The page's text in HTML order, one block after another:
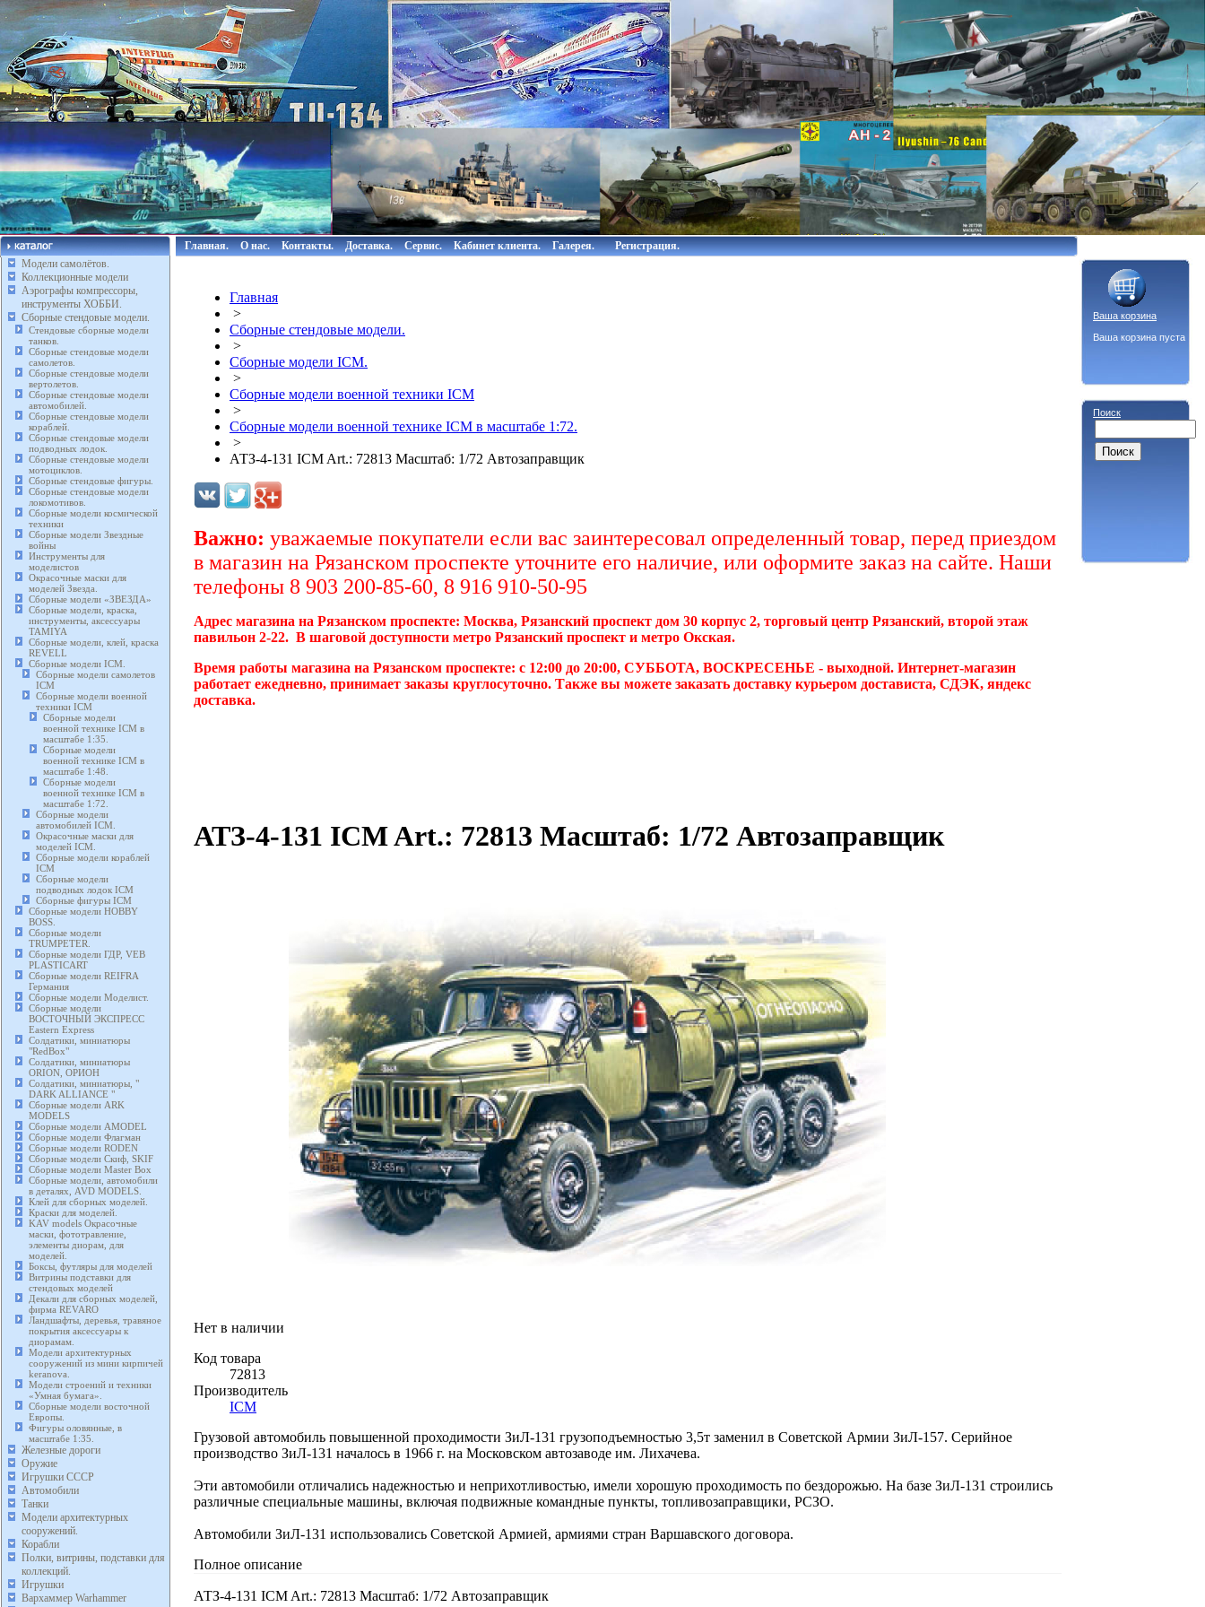
Модели самолётов.
Коллекционные модели
Аэрографы компрессоры,
инструменты ХОББИ.
Сборные стендовые модели.
Стендовые сборные модели
танков.
Сборные стендовые модели
самолетов.
Сборные стендовые модели
вертолетов.
Сборные стендовые модели
автомобилей.
Сборные стендовые модели
кораблей.
Сборные стендовые модели
подводных лодок.
Сборные стендовые модели
мотоциклов.
Сборные стендовые фигуры.
Сборные стендовые модели
локомотивов.
Сборные модели космической
техники
Сборные модели Звездные
войны
Инструменты для
моделистов
Окрасочные маски для
моделей Звезда.
Сборные модели «ЗВЕЗДА»
Сборные модели, краска,
инструменты, аксессуары
TAMIYA
Сборные модели, клей, краска
REVELL
Сборные модели ICM.
Сборные модели самолетов
ICM
Сборные модели военной
техники ICM
Сборные модели
военной технике ICM в
масштабе 1:35.
Сборные модели
военной технике ICM в
масштабе 1:48.
Сборные модели
военной технике ICM в
масштабе 1:72.
Сборные модели
автомобилей ICM.
Окрасочные маски для
моделей ICM.
Сборные модели кораблей
ICM
Сборные модели
подводных лодок ICM
Сборные фигуры ICM
Сборные модели HOBBY
BOSS.
Сборные модели
TRUMPETER.
Сборные модели ГДР, VEB
PLASTICART
Сборные модели REIFRA
Германия
Сборные модели Моделист.
Сборные модели
ВОСТОЧНЫЙ ЭКСПРЕСС
Eastern Express
Солдатики, миниатюры
"RedBox"
Солдатики, миниатюры
ORION, ОРИОН
Солдатики, миниатюры, "
DARK ALLIANCE "
Сборные модели ARK
MODELS
Сборные модели AMODEL
Сборные модели Флагман
Сборные модели RODEN
Сборные модели Скиф, SKIF
Сборные модели Master Box
Сборные модели, автомобили
в деталях, AVD MODELS.
Клей для сборных моделей.
Краски для моделей.
KAV models Окрасочные
маски, фототравление,
элементы диорам, для
моделей.
Боксы, футляры для моделей
Витрины подставки для
стендовых моделей
Декали для сборных моделей,
фирма REVARO
Ландшафты, деревья, травяное
покрытия аксессуары к
диорамам.
Модели архитектурных
сооружений из мини кирпичей
keranova.
Модели строений и техники
«Умная бумага».
Сборные модели восточной
Европы.
Фигуры оловянные, в
масштабе 1:35.
Железные дороги
Оружие
Игрушки СССР
Автомобили
Танки
Модели архитектурных
сооружений.
Корабли
Полки, витрины, подставки для
коллекций.
Игрушки
Вархаммер Warhammer
Главная. О нас. Контакты. Доставка. Сервис. Кабинет клиента. Галерея. Регистрация.
Главная
>
Сборные стендовые модели.
>
Сборные модели ICM.
>
Сборные модели военной техники ICM
>
Сборные модели военной технике ICM в масштабе 1:72.
>
АТЗ-4-131 ICM Art.: 72813 Масштаб: 1/72 Автозаправщик
Важно: уважаемые покупатели если вас заинтересовал определенный товар, перед приездом
в магазин на Рязанском проспекте уточните его наличие, или оформите заказ на сайте. Наши
телефоны 8 903 200-85-60, 8 916 910-50-95
Адрес магазина на Рязанском проспекте: Москва, Рязанский проспект дом 30 корпус 2, торговый центр Рязанский, второй этаж
павильон 2-22. В шаговой доступности метро Рязанский проспект и метро Окская.
Время работы магазина на Рязанском проспекте: с 12:00 до 20:00, СУББОТА, ВОСКРЕСЕНЬЕ - выходной. Интернет-магазин
работает ежедневно, принимает заказы круглосуточно. Также вы можете заказать доставку курьером достависта, СДЭК, яндекс
доставка.
АТЗ-4-131 ICM Art.: 72813 Масштаб: 1/72 Автозаправщик
Нет в наличии
Код товара
72813
Производитель
ICM
Грузовой автомобиль повышенной проходимости ЗиЛ-131 грузоподъемностью 3,5т заменил в Советской Армии ЗиЛ-157. Серийное
производство ЗиЛ-131 началось в 1966 г. на Московском автозаводе им. Лихачева.
Эти автомобили отличались надежностью и неприхотливостью, имели хорошую проходимость по бездорожью. На базе ЗиЛ-131 строились
различные специальные машины, включая подвижные командные пункты, топливозаправщики, РСЗО.
Автомобили ЗиЛ-131 использовались Советской Армией, армиями стран Варшавского договора.
Полное описание
АТЗ-4-131 ICM Art.: 72813 Масштаб: 1/72 Автозаправщик
Ваша корзина
Ваша корзина пуста
Поиск